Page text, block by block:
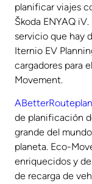
planificar viajes
Škoda ENYAQ
servicio que hay
Iternio EV
cargadores para
Movement.
de planificación
grande del
planeta. Eco-
enriquecidos y
de recarga de